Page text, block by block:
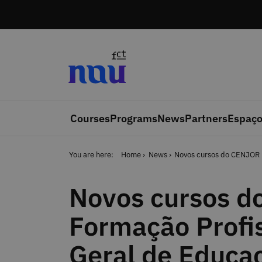
CoursesProgramsNewsPartners
You are here: Home News Novos cursos do
Novos cursos
Formação
Geral de